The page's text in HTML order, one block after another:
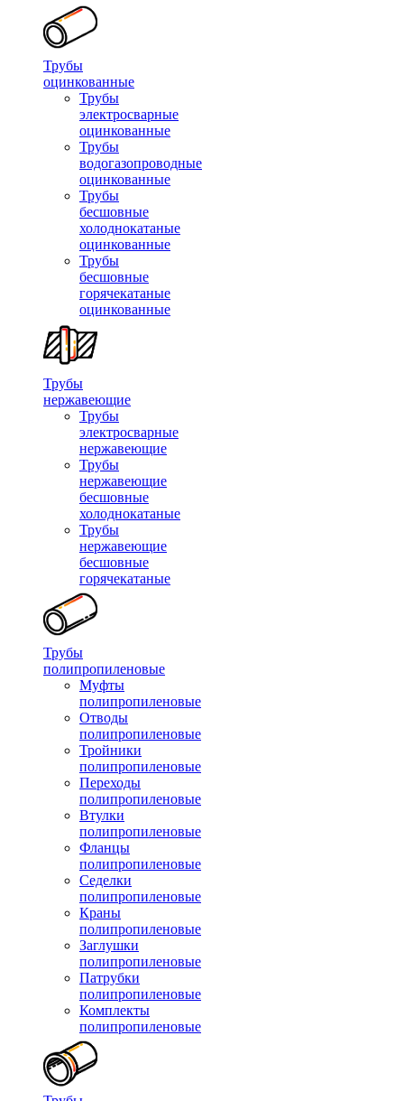
Трубы
оцинкованные
Трубы
электросварные
оцинкованные
Трубы
водогазопроводные
оцинкованные
Трубы
бесшовные
холоднокатаные
оцинкованные
Трубы
бесшовные
горячекатаные
оцинкованные
Трубы
нержавеющие
Трубы
электросварные
нержавеющие
Трубы
нержавеющие
бесшовные
холоднокатаные
Трубы
нержавеющие
бесшовные
горячекатаные
Трубы
полипропиленовые
Муфты
полипропиленовые
Отводы
полипропиленовые
Тройники
полипропиленовые
Переходы
полипропиленовые
Втулки
полипропиленовые
Фланцы
полипропиленовые
Седелки
полипропиленовые
Краны
полипропиленовые
Заглушки
полипропиленовые
Патрубки
полипропиленовые
Комплекты
полипропиленовые